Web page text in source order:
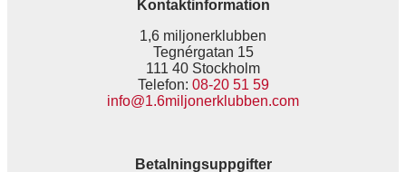
Kontaktinformation
1,6 miljonerklubben
Tegnérgatan 15
111 40 Stockholm
Telefon: 08-20 51 59
info@1.6miljonerklubben.com
Betalningsuppgifter